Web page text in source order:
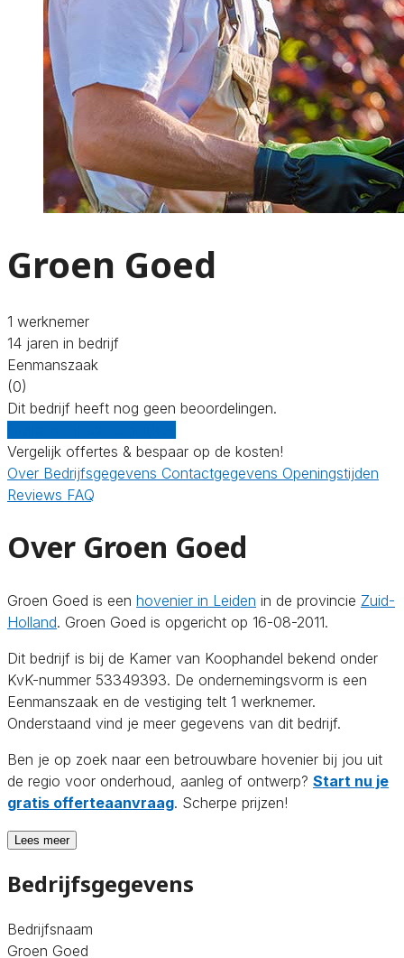
Groen Goed
1 werknemer
14 jaren in bedrijf
Eenmanszaak
(0)
Dit bedrijf heeft nog geen beoordelingen.
Vergelijk offertes & bespaar op de kosten!
Over Bedrijfsgegevens Contactgegevens Openingstijden
Reviews FAQ
Over Groen Goed
Groen Goed is een hovenier in Leiden in de provincie Zuid-
Holland. Groen Goed is opgericht op 16-08-2011.
Dit bedrijf is bij de Kamer van Koophandel bekend onder
KvK-nummer 53349393. De ondernemingsvorm is een
Eenmanszaak en de vestiging telt 1 werknemer.
Onderstaand vind je meer gegevens van dit bedrijf.
Ben je op zoek naar een betrouwbare hovenier bij jou uit
de regio voor onderhoud, aanleg of ontwerp? Start nu je
gratis offerteaanvraag. Scherpe prijzen!
Lees meer
Bedrijfsgegevens
Bedrijfsnaam
Groen Goed